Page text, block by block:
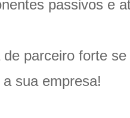
passivos e
parceiro forte
sua empresa!